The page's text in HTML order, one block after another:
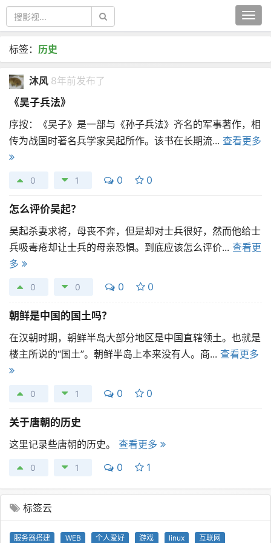
标签： 历史
沐风 8年前发布了
《吴子兵法》
序按：《吴子》是一部与《孙子兵法》齐名的军事著作，相
传为战国时著名兵学家吴起所作。该书在长期流... 查看更多
0 1 0 0
怎么评价吴起？
吴起杀妻求将，母丧不奔，但是却对士兵很好，然而他给士
兵吸毒疮却让士兵的母亲恐惧。到底应该怎么评价... 查看更
多
0 0 0 0
朝鲜是中国的国土吗？
在汉朝时期，朝鲜半岛大部分地区是中国直辖领土。也就是
楼主所说的“国土”。朝鲜半岛上本来没有人。商... 查看更多
0 1 0 0
关于唐朝的历史
这里记录些唐朝的历史。 查看更多
0 1 0 1
标签云
服务器搭建 WEB 个人爱好 游戏 linux 互联网